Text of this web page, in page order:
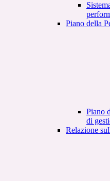
Piano della
Piano
di
Relazione